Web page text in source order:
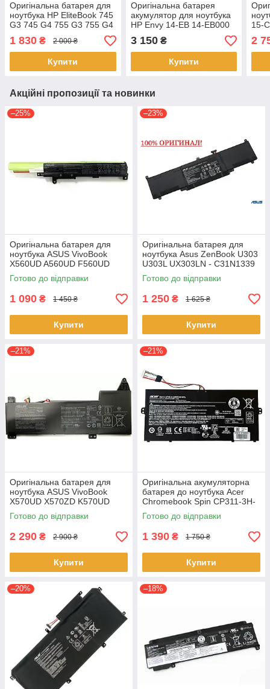
Оригінальна батарея для
ноутбука HP EliteBook 745
G3 745 G4 755 G3 755 G4
- CS03XL
1 830 ₴ 2 000 ₴
Купити
Оригінальна батарея
акумулятор для ноутбука
HP Envy 14-EB 14-EB000
серии - SC04XL
3 150₴
Купити
15-
2
Акційні пропозиції та новинки
–25%
Оригінальна батарея для
ноутбука ASUS VivoBook
X560UD A560UD F560UD
K560UD R562UD - A31N1730
Готово до відправки
1 090 ₴ 1 450 ₴
Купити
–23%
Оригінальна батарея для
ноутбука Asus ZenBook U303
U303L UX303LN - C31N1339
(+11.31 V 50Wh) АКБ
Готово до відправки
1 250 ₴ 1 625 ₴
Купити
–21%
Оригінальна батарея для
ноутбука ASUS VivoBook
X570UD X570ZD K570UD
K570ZD R570UD R570ZD
F570UD - B31N1723
Готово до відправки
2 290 ₴ 2 900 ₴
Купити
–21%
Оригінальна акумуляторна
батарея до ноутбука Acer
Chromebook Spin CP311-3H-
K2RJ CP311-2H-C679 CP513-
1HL CP513-1H - AP16L8J
Готово до відправки
1 390 ₴ 1 750 ₴
Купити
–20% –18%